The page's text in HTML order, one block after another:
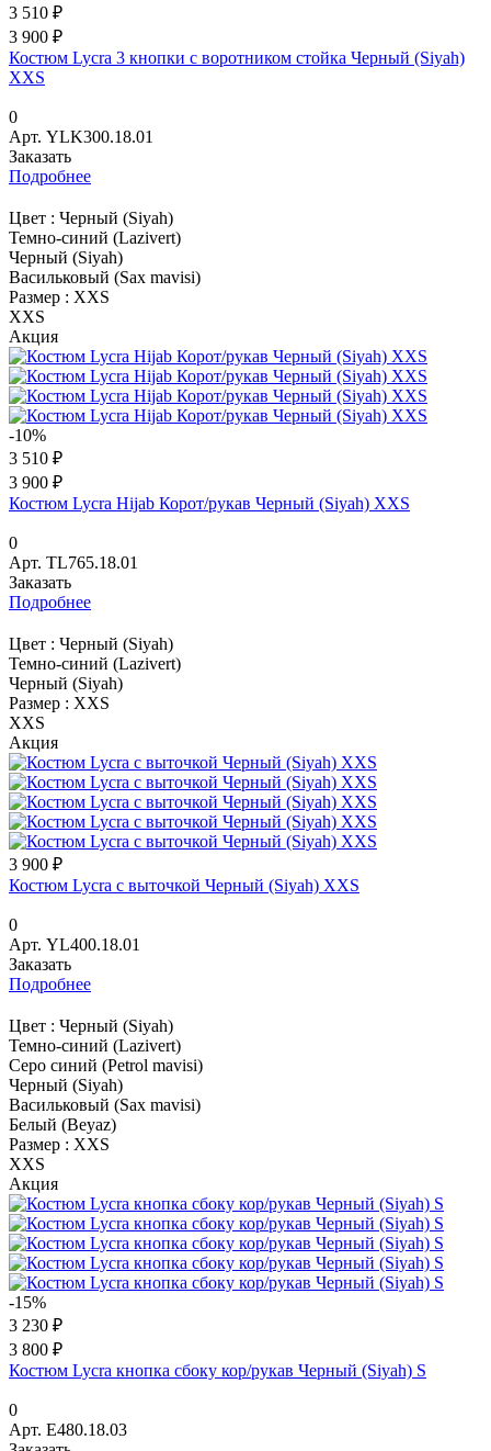
3 510 ₽
3 900 ₽
Костюм Lycra 3 кнопки с воротником стойка Черный (Siyah)
XXS
0
Арт. YLK300.18.01
Заказать
Подробнее
Цвет : Черный (Siyah)
Темно-синий (Lazivert)
Черный (Siyah)
Васильковый (Sax mavisi)
Размер : XXS
XXS
Акция
-10%
3 510 ₽
3 900 ₽
Костюм Lycra Hijab Корот/рукав Черный (Siyah) XXS
0
Арт. TL765.18.01
Заказать
Подробнее
Цвет : Черный (Siyah)
Темно-синий (Lazivert)
Черный (Siyah)
Размер : XXS
XXS
Акция
3 900 ₽
Костюм Lycra с выточкой Черный (Siyah) XXS
0
Арт. YL400.18.01
Заказать
Подробнее
Цвет : Черный (Siyah)
Темно-синий (Lazivert)
Серо синий (Petrol mavisi)
Черный (Siyah)
Васильковый (Sax mavisi)
Белый (Beyaz)
Размер : XXS
XXS
Акция
-15%
3 230 ₽
3 800 ₽
Костюм Lycra кнопка сбоку кор/рукав Черный (Siyah) S
0
Арт. E480.18.03